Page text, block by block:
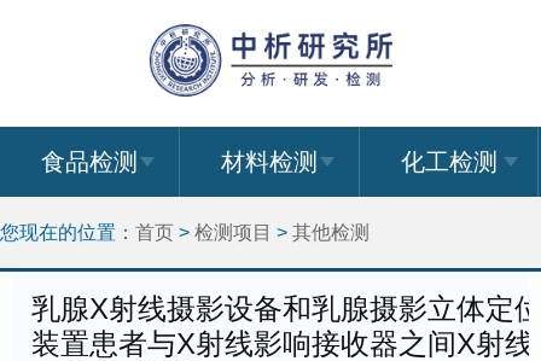
食品检测 材料检测 化工检测
您现在的位置： 首页 > 检测项目 > 其他检测
乳腺X射线摄影设备和乳腺摄影立体定
装置患者与X射线影响接收器之间X射线